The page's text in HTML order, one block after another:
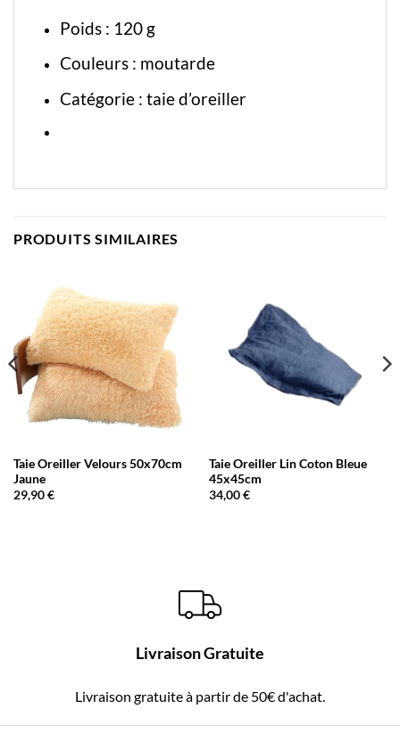
Poids : 120 g
Couleurs : moutarde
Catégorie : taie d’oreiller
PRODUITS SIMILAIRES
Taie Oreiller Velours 50x70cm
Jaune
29,90€
Taie Oreiller Lin Coton Bleue
45x45cm
34,00€
Livraison Gratuite
Livraison gratuite à partir de 50€ d'achat.